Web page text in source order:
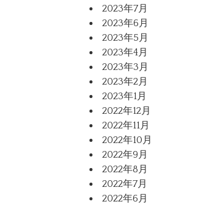
2023年7月
2023年6月
2023年5月
2023年4月
2023年3月
2023年2月
2023年1月
2022年12月
2022年11月
2022年10月
2022年9月
2022年8月
2022年7月
2022年6月